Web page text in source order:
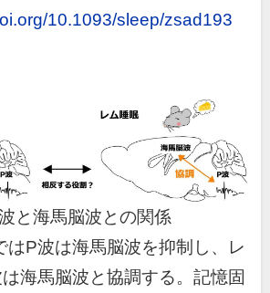
10.1093/sleep/zsad193
と海馬脳波との関係
はP波は海馬脳波を抑制し、レ
海馬脳波と協調する。記憶固